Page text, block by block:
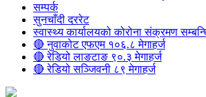
सम्पर्क
सुनचाँदी दररेट
स्वास्थ्य कार्यालयको कोरोना संक्रमण
🔴 नुवाकोट एफएम १०६.८ मेगाहर्ज
🔴 रेडियो लाङटाङ ९०.३ मेगाहर्ज
🔴 रेडियो सञ्जिवनी ८९ मेगाहर्ज